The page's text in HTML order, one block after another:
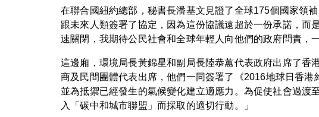
在聯合國紐約總部，秘書長潘基文見證了全球175個國家領
跟未來人類簽署了協定，因為這份協議遠超於一份承諾，而
速關閉，我期待公民社會和全球年輕人向他們的政府問責，
這邊廂，環境局長黃錦星和副局長陸恭蕙代表政府出席了香
商及民間團體代表出席，他們一同簽署了《2016地球日香
並為抵禦已經發生的氣候變化建立適應力。為促使社會過
入「碳中和城市聯盟」而採取的適切行動。」